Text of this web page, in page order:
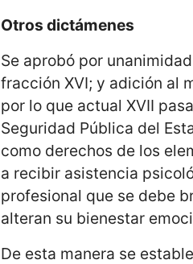
Otros dictámenes
Se aprobó por
fracción XVI; y adición al
por lo que actual XVII
Seguridad Pública del
como derechos de los
a recibir asistencia
profesional que se debe
alteran su bienestar
De esta manera se